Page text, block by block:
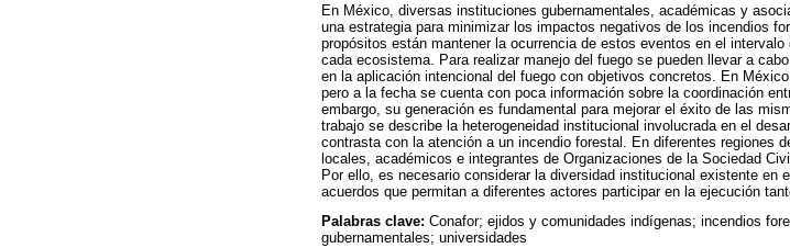
En México, diversas instituciones gubernamentales, académicas y
una estrategia para minimizar los impactos negativos de los incendios
propósitos están mantener la ocurrencia de estos eventos en el
cada ecosistema. Para realizar manejo del fuego se pueden llevar a
en la aplicación intencional del fuego con objetivos concretos. En
pero a la fecha se cuenta con poca información sobre la coordinación
embargo, su generación es fundamental para mejorar el éxito de las
trabajo se describe la heterogeneidad institucional involucrada en el
contrasta con la atención a un incendio forestal. En diferentes regiones
locales, académicos e integrantes de Organizaciones de la Sociedad
Por ello, es necesario considerar la diversidad institucional existente
acuerdos que permitan a diferentes actores participar en la ejecución
Palabras clave: Conafor; ejidos y comunidades indígenas; incendios
gubernamentales; universidades